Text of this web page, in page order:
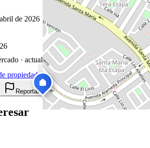
de 2026
· actualizado hace 0 días
propiedad
Compartir
Reportar anuncio